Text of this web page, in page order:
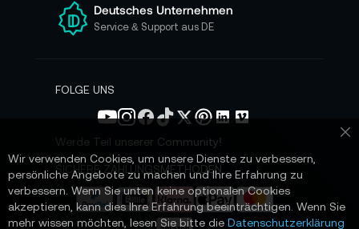
e
n
N
s
e
n
Deutsches Unternehmen
Service & Support aus DE
FOLGE UNS
Werde Teil unserer Community!
SICHERE ZAHLUNGSMETHODEN
Wir verwenden Cookies, um unsere Dienste zu verbessern,
persönliche Angebote zu machen und Ihre Erfahrung zu
verbessern. Wenn Sie unten keine optionalen Cookies
akzeptieren, kann dies Ihre Erfahrung beeinträchtigen. Wenn Sie
mehr wissen möchten, lesen Sie bitte die Datenschutzerklärung